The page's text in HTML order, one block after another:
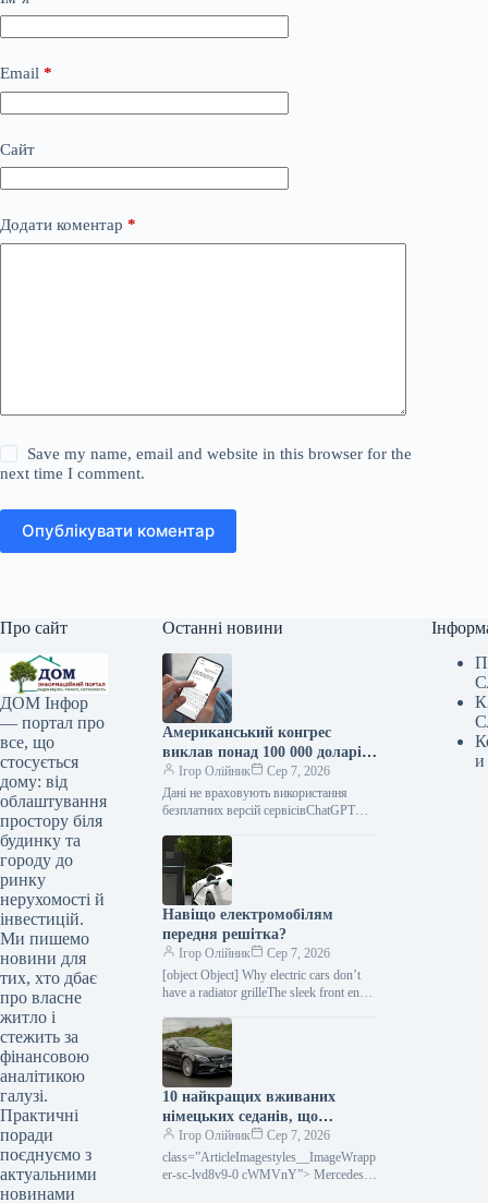
Email *
Сайт
Додати коментар *
Save my name, email and website in this browser for the
next time I comment.
Опублікувати коментар
Про сайт
ДОМ Інфор
— портал про
все, що
стосується
дому: від
облаштування
простору біля
будинку та
городу до
ринку
нерухомості й
інвестицій.
Ми пишемо
новини для
тих, хто дбає
про власне
житло і
стежить за
фінансовою
аналітикою
галузі.
Практичні
поради
поєднуємо з
актуальними
новинами
Останні новини
Американський конгрес
виклав понад 100 000 доларів
на ChatGPT.
Ігор Олійник
Сер 7, 2026
Дані не враховують використання
безплатних версій сервісівChatGPT
інструменту штучного інтелекту в
американському Конгресі. На
розробку
Навіщо електромобілям
передня решітка?
Ігор Олійник
Сер 7, 2026
[object Object] Why electric cars don’t
have a radiator grilleThe sleek front end
features…
10 найкращих вживаних
німецьких седанів, що
пропонують комфорт,
потужність та вигідну
вартість
Ігор Олійник
Сер 7, 2026
class=”ArticleImagestyles__ImageWrapp
er-sc-lvd8v9-0 cWMVnY”> Mercedes-
и